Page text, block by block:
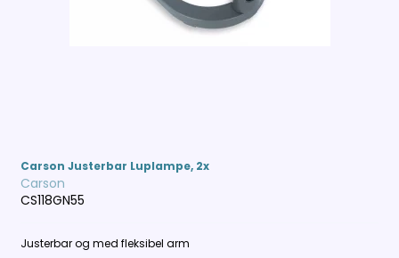
Carson Justerbar Luplampe, 2x
Carson
CS118GN55
Justerbar og med fleksibel arm